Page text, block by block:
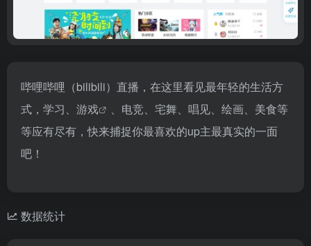
哔哩哔哩（bilibili）直播，在这里看见最年轻的生活方
式，学习、 游戏
、电竞、宅舞、唱见、绘画、美食等
等应有尽有，快来捕捉你最喜欢的up主最真实的一面
吧！
数据统计